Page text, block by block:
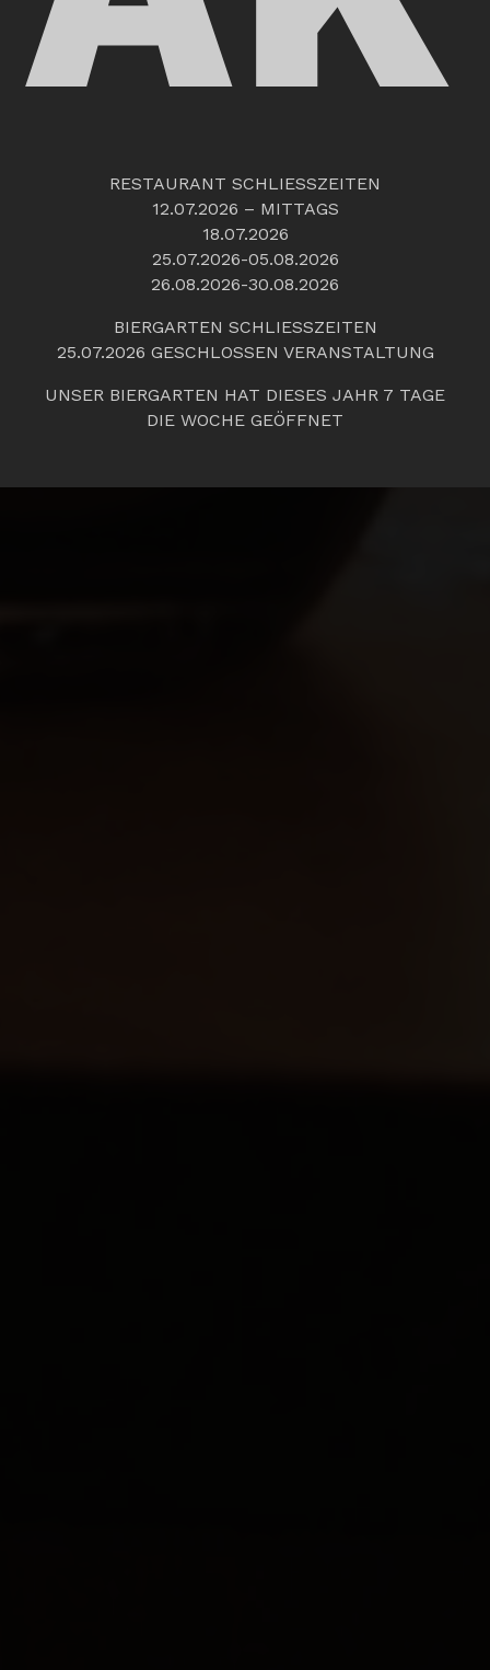
RESTAURANT SCHLIESSZEITEN
12.07.2026 – MITTAGS
18.07.2026
25.07.2026-05.08.2026
26.08.2026-30.08.2026
BIERGARTEN SCHLIESSZEITEN
25.07.2026 GESCHLOSSEN VERANSTALTUNG
UNSER BIERGARTEN HAT DIESES JAHR 7 TAGE
DIE WOCHE GEÖFFNET